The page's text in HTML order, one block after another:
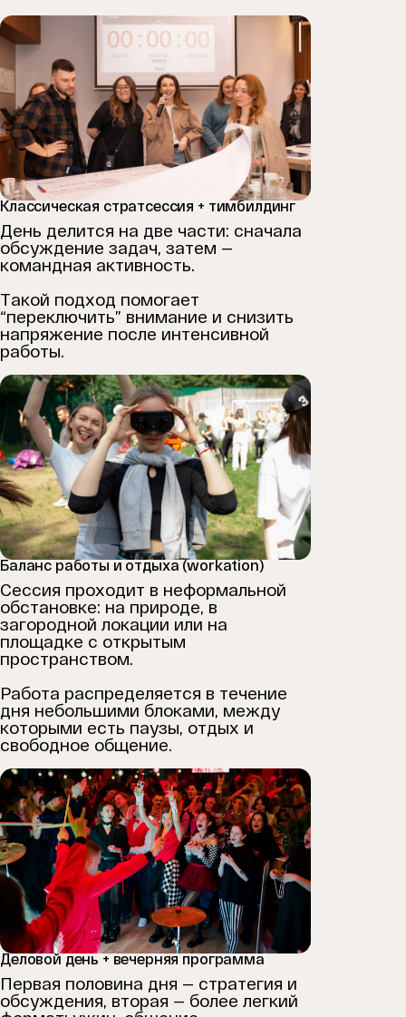
Классическая стратсессия + тимбилдинг
День делится на две части: сначала
обсуждение задач, затем —
командная активность.
Такой подход помогает
“переключить” внимание и снизить
напряжение после интенсивной
работы.
Баланс работы и отдыха (workation)
Сессия проходит в неформальной
обстановке: на природе, в
загородной локации или на
площадке с открытым
пространством.
Работа распределяется в течение
дня небольшими блоками, между
которыми есть паузы, отдых и
свободное общение.
Деловой день + вечерняя программа
Первая половина дня — стратегия и
обсуждения, вторая — более легкий